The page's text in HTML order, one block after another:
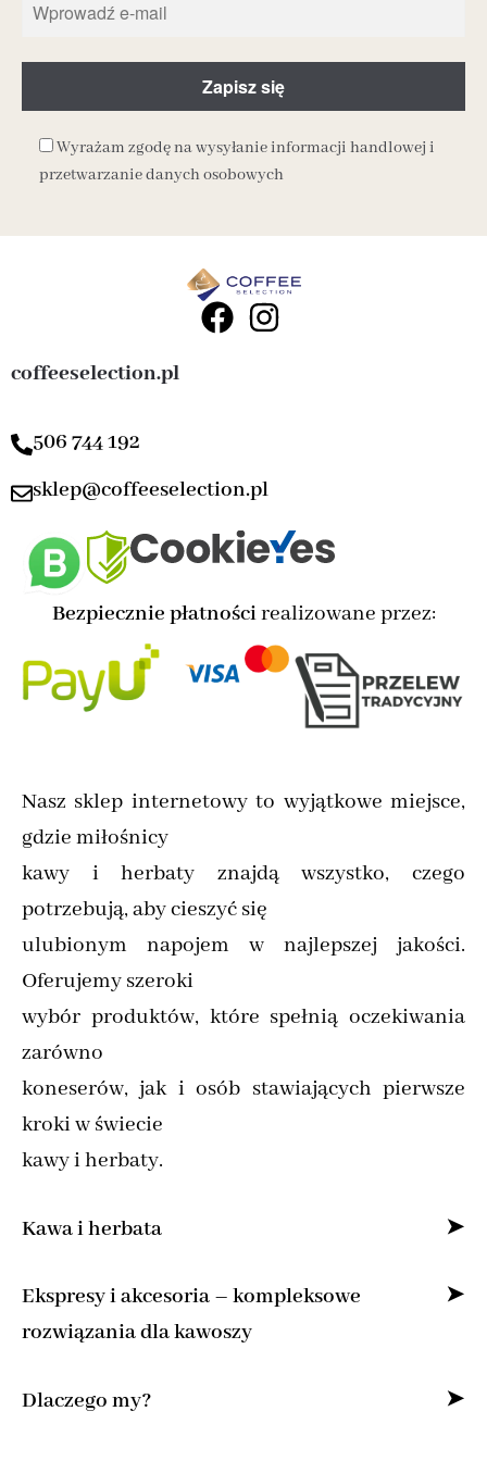
Wyrażam zgodę na wysyłanie informacji handlowej i
przetwarzanie danych osobowych
coffeeselection.pl
506 744 192
sklep@coffeeselection.pl
Bezpiecznie płatnościrealizowane przez:
Nasz sklep internetowy to wyjątkowe miejsce,
gdzie miłośnicy
kawy i herbaty znajdą wszystko, czego
potrzebują, aby cieszyć się
ulubionym napojem w najlepszej jakości.
Oferujemy szeroki
wybór produktów, które spełnią oczekiwania
zarówno
koneserów, jak i osób stawiających pierwsze
kroki w świecie
kawy i herbaty.
Kawa i herbata
Specjalizujemy się w sprzedaży kawy ziarnistej
i mielonej online,
całego świata.
Ekspresy i akcesoria – kompleksowe
rozwiązania dla kawoszy
Dla osób, które pragną cieszyć się kawą jak z
Dlaczego my?